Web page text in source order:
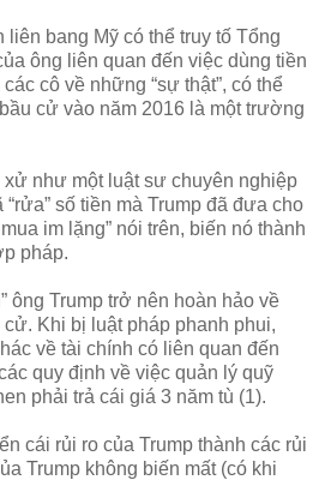
liên bang Mỹ có thể truy tố Tổng
ông liên quan đến việc dùng tiền
cô về những “sự thật”, có thể
cử vào năm 2016 là một trường
như một luật sư chuyên nghiệp
“rửa” số tiền mà Trump đã đưa cho
im lặng” nói trên, biến nó thành
pháp.
ông Trump trở nên hoàn hảo về
Khi bị luật pháp phanh phui,
về tài chính có liên quan đến
quy định về việc quản lý quỹ
phải trả cái giá 3 năm tù (1).
cái rủi ro của Trump thành các rủi
Trump không biến mất (có khi